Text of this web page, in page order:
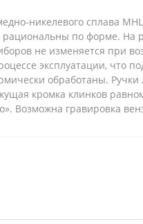
никелевого сплава
рациональны по форме. На
не изменяется при
эксплуатации,
обработаны.
кромка клинков
Возможна гравировка